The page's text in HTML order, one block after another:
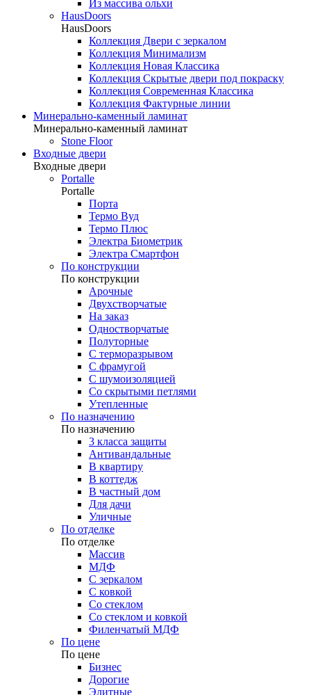
Из массива ольхи
HausDoors
HausDoors
Коллекция Двери с зеркалом
Коллекция Минимализм
Коллекция Новая Классика
Коллекция Скрытые двери под покраску
Коллекция Современная Классика
Коллекция Фактурные линии
Минерально-каменный ламинат
Минерально-каменный ламинат
Stone Floor
Входные двери
Входные двери
Portalle
Portalle
Порта
Термо Вуд
Термо Плюс
Электра Биометрик
Электра Смартфон
По конструкции
По конструкции
Арочные
Двухстворчатые
На заказ
Одностворчатые
Полуторные
С терморазрывом
С фрамугой
С шумоизоляцией
Со скрытыми петлями
Утепленные
По назначению
По назначению
3 класса защиты
Антивандальные
В квартиру
В коттедж
В частный дом
Для дачи
Уличные
По отделке
По отделке
Массив
МДФ
С зеркалом
С ковкой
Со стеклом
Со стеклом и ковкой
Филенчатый МДФ
По цене
По цене
Бизнес
Дорогие
Элитные